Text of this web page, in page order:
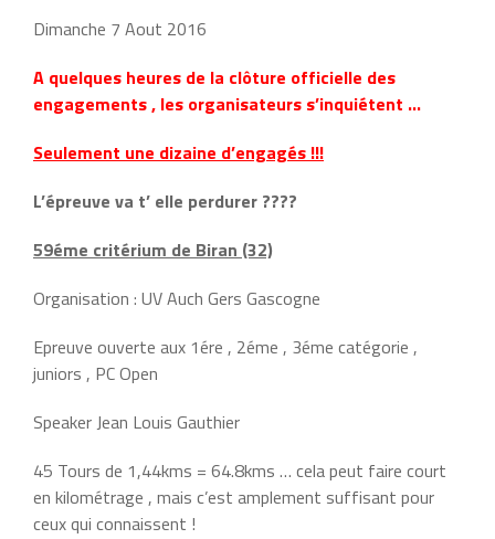
Dimanche 7 Aout 2016
A quelques heures de la clôture officielle des
engagements , les organisateurs s’inquiétent …
Seulement une dizaine d’engagés !!!
L’épreuve va t’ elle perdurer ????
59éme critérium de Biran (32)
Organisation : UV Auch Gers Gascogne
Epreuve ouverte aux 1ére , 2éme , 3éme catégorie ,
juniors , PC Open
Speaker Jean Louis Gauthier
45 Tours de 1,44kms = 64.8kms … cela peut faire court
en kilométrage , mais c’est amplement suffisant pour
ceux qui connaissent !